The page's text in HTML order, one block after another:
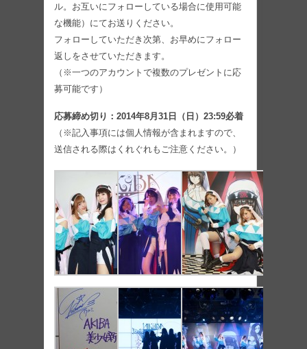
ル。お互いにフォローしている場合に使用可能
な機能）にてお送りください。
フォローしていただき次第、お早めにフォロー
返しをさせていただきます。
（※一つのアカウントで複数のプレゼントに応
募可能です）
応募締め切り：2014年8月31日（日）23:59必着
（※記入事項には個人情報が含まれますので、
送信される際はくれぐれもご注意ください。）